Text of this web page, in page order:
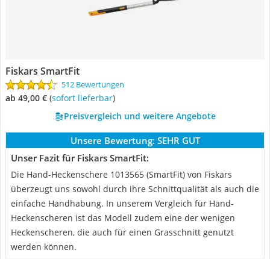
Fiskars SmartFit
512 Bewertungen
ab 49,00 € ( Sofort lieferbar)
Preisvergleich und weitere Angebote
Unsere Bewertung: SEHR GUT
Unser Fazit für Fiskars SmartFit:
Die Hand-Heckenschere 1013565 (SmartFit) von Fiskars
überzeugt uns sowohl durch ihre Schnittqualität als auch die
einfache Handhabung. In unserem Vergleich für Hand-
Heckenscheren ist das Modell zudem eine der wenigen
Heckenscheren, die auch für einen Grasschnitt genutzt
werden können.